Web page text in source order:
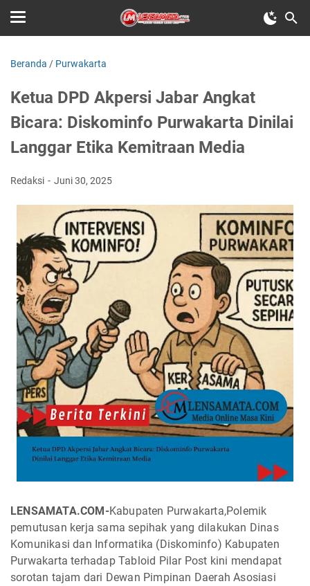
Beranda / Purwakarta
Ketua DPD Akpersi Jabar Angkat
Bicara: Diskominfo Purwakarta Dinilai
Langgar Etika Kemitraan Media
Redaksi Juni 30, 2025
LENSAMATA.COM-Kabupaten Purwakarta,Polemik
pemutusan kerja sama sepihak yang dilakukan Dinas
Komunikasi dan Informatika (Diskominfo) Kabupaten
Purwakarta terhadap Tabloid Pilar Post kini mendapat
sorotan tajam dari Dewan Pimpinan Daerah Asosiasi